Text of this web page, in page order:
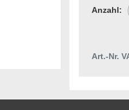
Anzahl:
Art.-Nr.